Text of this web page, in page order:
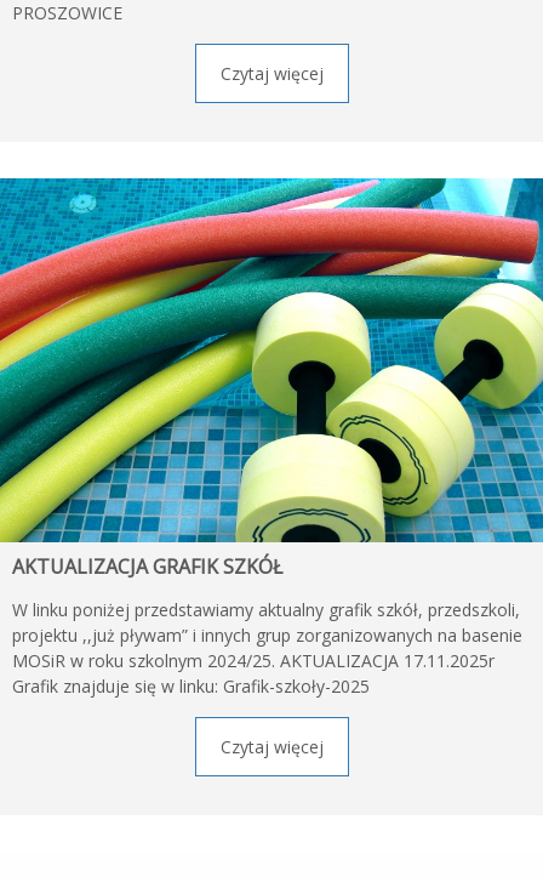
PROSZOWICE
Czytaj więcej
AKTUALIZACJA GRAFIK SZKÓŁ
W linku poniżej przedstawiamy aktualny grafik szkół, przedszkoli,
projektu ,,już pływam” i innych grup zorganizowanych na basenie
MOSiR w roku szkolnym 2024/25. AKTUALIZACJA 17.11.2025r
Grafik znajduje się w linku: Grafik-szkoły-2025
Czytaj więcej